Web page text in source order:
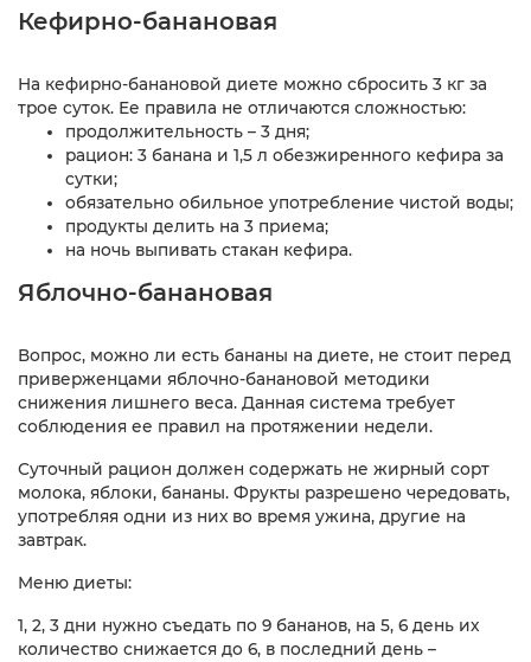
Кефирно-банановая
На кефирно-банановой диете можно сбросить 3 кг за
трое суток. Ее правила не отличаются сложностью:
продолжительность – 3 дня;
рацион: 3 банана и 1,5 л обезжиренного кефира за
сутки;
обязательно обильное употребление чистой воды;
продукты делить на 3 приема;
на ночь выпивать стакан кефира.
Яблочно-банановая
Вопрос, можно ли есть бананы на диете, не стоит перед
приверженцами яблочно-банановой методики
снижения лишнего веса. Данная система требует
соблюдения ее правил на протяжении недели.
Суточный рацион должен содержать не жирный сорт
молока, яблоки, бананы. Фрукты разрешено чередовать,
употребляя одни из них во время ужина, другие на
завтрак.
Меню диеты:
1, 2, 3 дни нужно съедать по 9 бананов, на 5, 6 день их
количество снижается до 6, в последний день –